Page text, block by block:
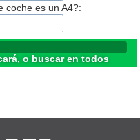
coche es un A4?:
o buscar en todos